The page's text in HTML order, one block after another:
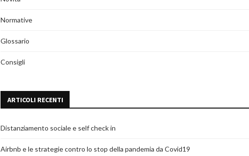
Normative
Glossario
Consigli
ARTICOLI RECENTI
Distanziamento sociale e self check in
Airbnb e le strategie contro lo stop della pandemia da Covid19